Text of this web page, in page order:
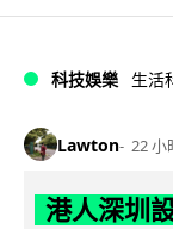
科技娛樂 生活
Lawton 22 小
港人深圳